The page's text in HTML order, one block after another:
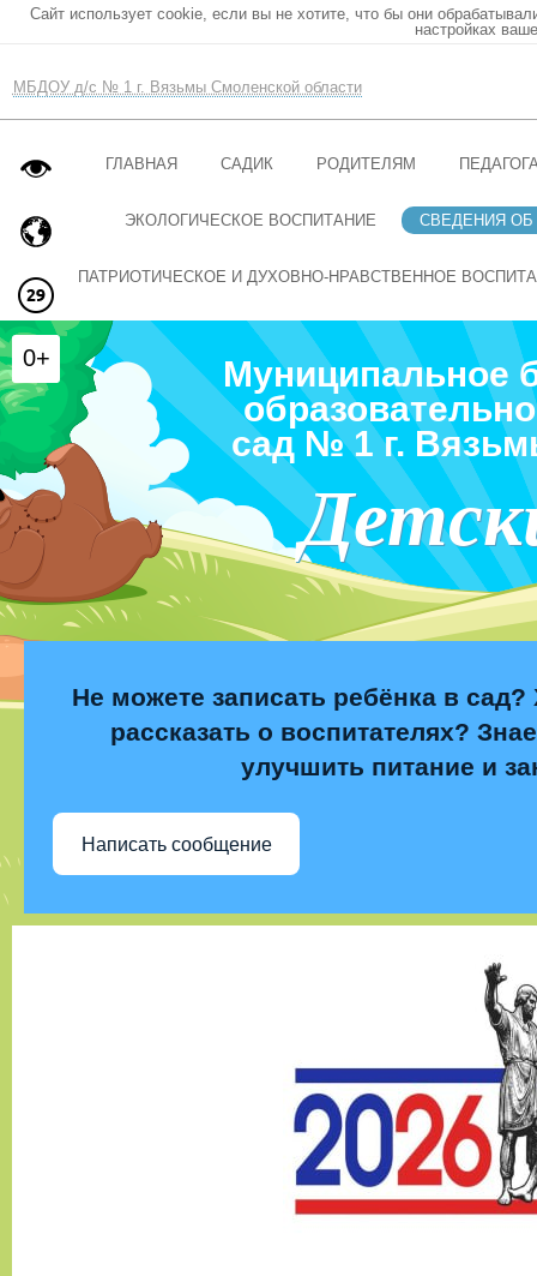
Сайт использует cookie, если вы не хотите, что бы они
настройках
МБДОУ д/с № 1 г. Вязьмы Смоленской области
ГЛАВНАЯ САДИК РОДИТЕЛЯМ
ЭКОЛОГИЧЕСКОЕ ВОСПИТАНИЕ СВЕДЕНИЯ ОБ
ПАТРИОТИЧЕСКОЕ И ДУХОВНО-НРАВСТВЕННОЕ
Муниципальное
сад № 1 г.
Не можете записать ребёнка в сад?
рассказать о воспитателях?
улучшить питание и
Написать сообщение
0+